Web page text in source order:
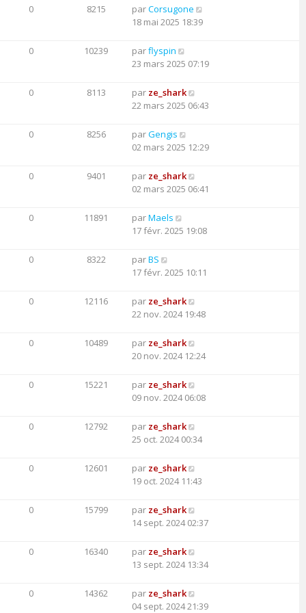
0 8215 parCorsugone
18 mai 2025 18:39
0 10239 parflyspin
23 mars 2025 07:19
0 8113 par ze_shark
22 mars 2025 06:43
0 8256 parGengis
02 mars 2025 12:29
0 9401 par ze_shark
02 mars 2025 06:41
0 11891 parMaels
17 févr. 2025 19:08
0 8322 parBS
17 févr. 2025 10:11
0 12116 par ze_shark
22 nov. 2024 19:48
0 10489 par ze_shark
20 nov. 2024 12:24
0 15221 par ze_shark
09 nov. 2024 06:08
0 12792 par ze_shark
25 oct. 2024 00:34
0 12601 par ze_shark
19 oct. 2024 11:43
0 15799 par ze_shark
14 sept. 2024 02:37
0 16340 par ze_shark
13 sept. 2024 13:34
0 14362 par ze_shark
04 sept. 2024 21:39